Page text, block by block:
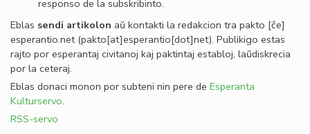
responso de la subskribinto.
Eblas sendi artikolon aŭ kontakti la redakcion tra pakto [ĉe]
esperantio.net(pakto[at]esperantio[dot]net). Publikigo estas
rajto por esperantaj civitanoj kaj paktintaj establoj, laŭdiskrecia
por la ceteraj.
Eblas donaci monon por subteni nin pere de Esperanta
Kulturservo.
RSS-servo